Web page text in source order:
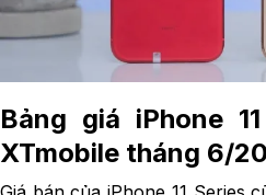
Bảng giá iPhone
XTmobile tháng 6/